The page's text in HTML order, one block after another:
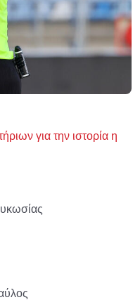
για την ιστορία η